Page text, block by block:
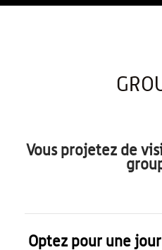
Vous projetez de
Optez pour une